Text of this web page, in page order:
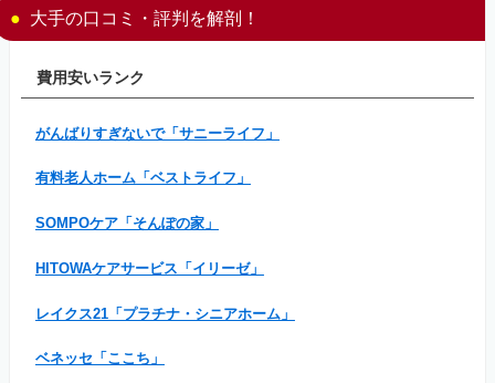
大手の口コミ・評判を解剖！
費用安いランク
がんばりすぎないで「サニーライフ」
有料老人ホーム「ベストライフ」
SOMPOケア「そんぽの家」
HITOWAケアサービス「イリーゼ」
レイクス21「プラチナ・シニアホーム」
ベネッセ「ここち」